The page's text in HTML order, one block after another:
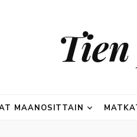
MAANOSITTAIN